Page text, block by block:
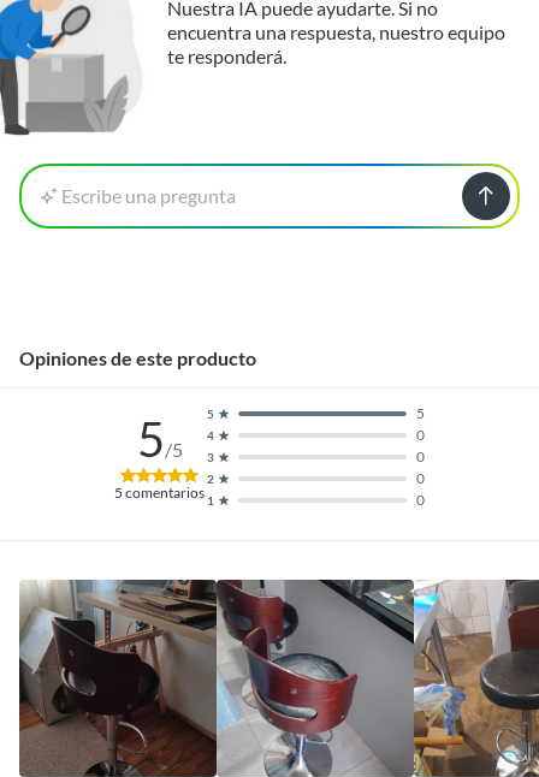
Nuestra IA puede ayudarte. Si no
encuentra una respuesta, nuestro equipo
te responderá.
Escribe una pregunta
Opiniones de este producto
5/5
5 comentarios 1 0
2 0
3 0
4 0
5 5